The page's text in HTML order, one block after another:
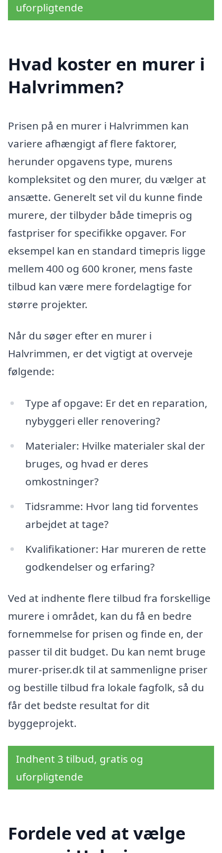
uforpligtende
Hvad koster en murer i
Halvrimmen?
Prisen på en murer i Halvrimmen kan
variere afhængigt af flere faktorer,
herunder opgavens type, murens
kompleksitet og den murer, du vælger at
ansætte. Generelt set vil du kunne finde
murere, der tilbyder både timepris og
fastpriser for specifikke opgaver. For
eksempel kan en standard timepris ligge
mellem 400 og 600 kroner, mens faste
tilbud kan være mere fordelagtige for
større projekter.
Når du søger efter en murer i
Halvrimmen, er det vigtigt at overveje
følgende:
Type af opgave: Er det en reparation,
nybyggeri eller renovering?
Materialer: Hvilke materialer skal der
bruges, og hvad er deres
omkostninger?
Tidsramme: Hvor lang tid forventes
arbejdet at tage?
Kvalifikationer: Har mureren de rette
godkendelser og erfaring?
Ved at indhente flere tilbud fra forskellige
murere i området, kan du få en bedre
fornemmelse for prisen og finde en, der
passer til dit budget. Du kan nemt bruge
murer-priser.dk til at sammenligne priser
og bestille tilbud fra lokale fagfolk, så du
får det bedste resultat for dit
byggeprojekt.
Indhent 3 tilbud, gratis og
uforpligtende
Fordele ved at vælge